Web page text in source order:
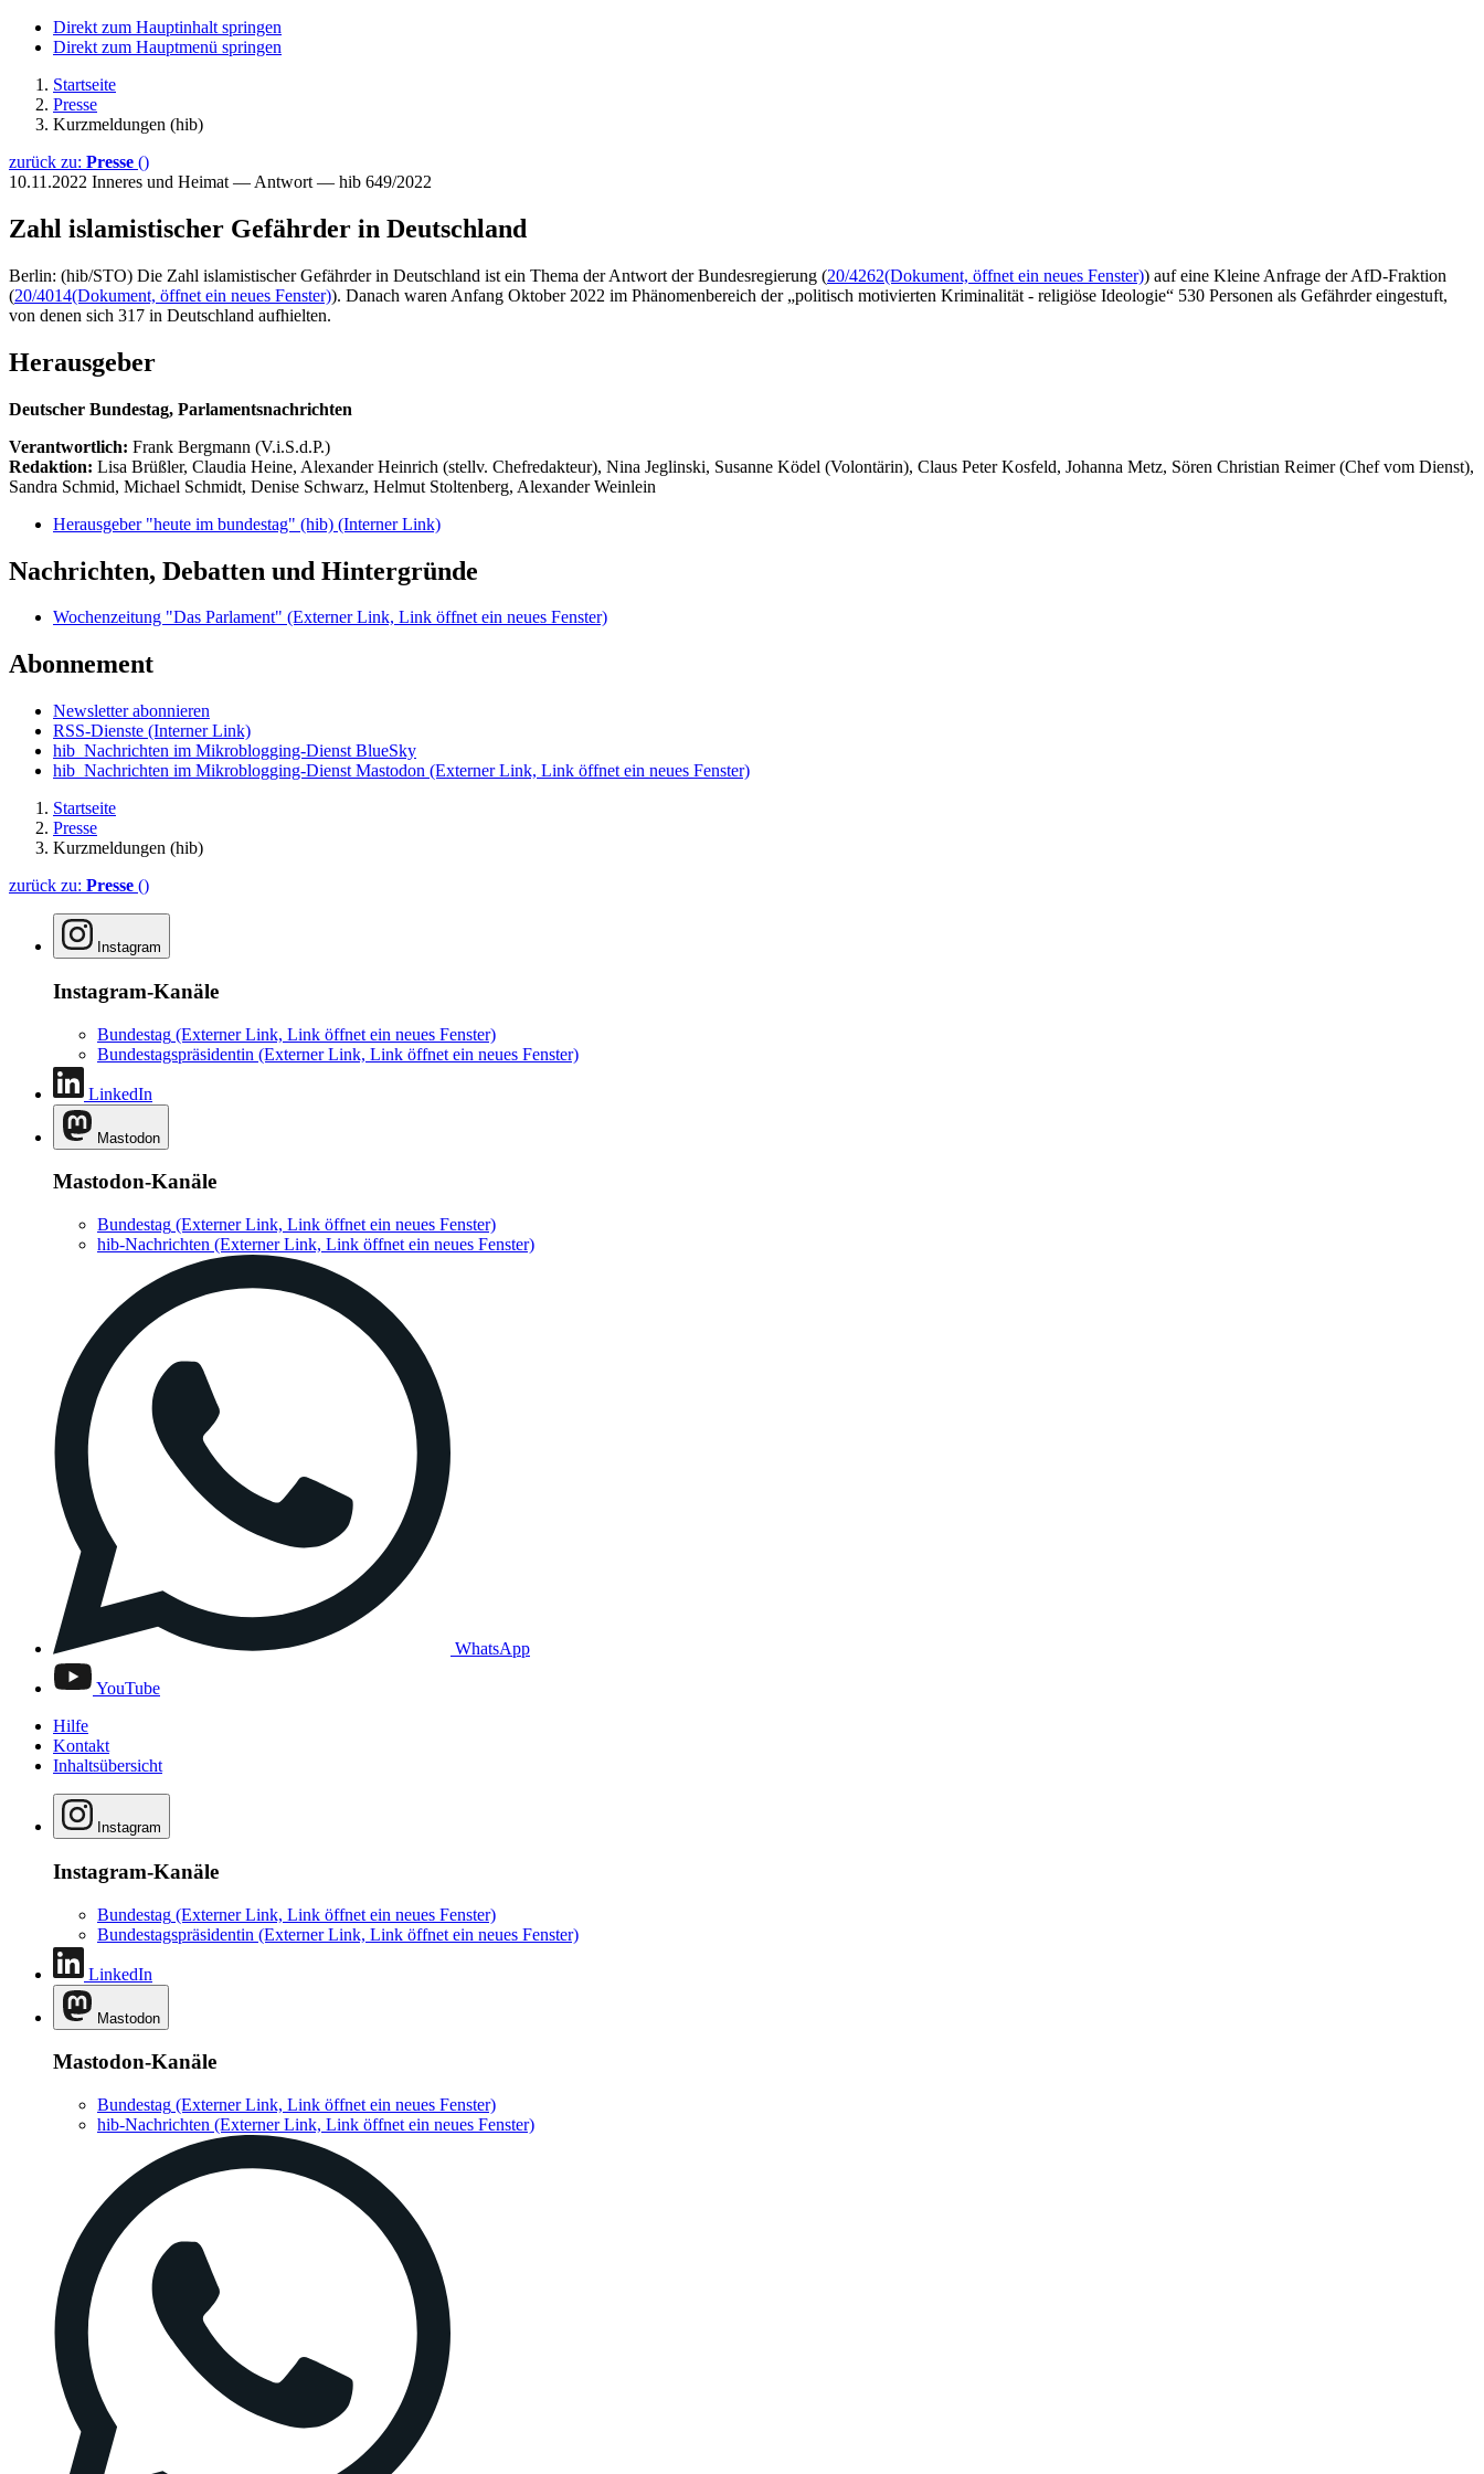
Direkt zum Hauptinhalt springen
Direkt zum Hauptmenü springen
Startseite
Presse
Kurzmeldungen (hib)
zurück zu: Presse ()
10.11.2022 Inneres und Heimat — Antwort — hib 649/2022
Zahl islamistischer Gefährder in Deutschland
Berlin: (hib/STO) Die Zahl islamistischer Gefährder in Deutschland ist ein Thema der Antwort der Bundesregierung (20/4262(Dokument, öffnet ein neues Fenster)) auf eine Kleine Anfrage der AfD-Fraktion
(20/4014(Dokument, öffnet ein neues Fenster)). Danach waren Anfang Oktober 2022 im Phänomenbereich der „politisch motivierten Kriminalität - religiöse Ideologie“ 530 Personen als Gefährder eingestuft,
von denen sich 317 in Deutschland aufhielten.
Herausgeber
Deutscher Bundestag, Parlamentsnachrichten
Verantwortlich: Frank Bergmann (V.i.S.d.P.)
Redaktion: Lisa Brüßler, Claudia Heine, Alexander Heinrich (stellv. Chefredakteur), Nina Jeglinski, Susanne Ködel (Volontärin), Claus Peter Kosfeld, Johanna Metz, Sören Christian Reimer (Chef vom Dienst),
Sandra Schmid, Michael Schmidt, Denise Schwarz, Helmut Stoltenberg, Alexander Weinlein
Herausgeber "heute im bundestag" (hib) (Interner Link)
Nachrichten, Debatten und Hintergründe
Wochenzeitung "Das Parlament" (Externer Link, Link öffnet ein neues Fenster)
Abonnement
Newsletter abonnieren
RSS-Dienste (Interner Link)
hib_Nachrichten im Mikroblogging-Dienst BlueSky
hib_Nachrichten im Mikroblogging-Dienst Mastodon (Externer Link, Link öffnet ein neues Fenster)
Startseite
Presse
Kurzmeldungen (hib)
zurück zu: Presse ()
Instagram
Instagram-Kanäle
Bundestag (Externer Link, Link öffnet ein neues Fenster)
Bundestagspräsidentin (Externer Link, Link öffnet ein neues Fenster)
LinkedIn
Mastodon
Mastodon-Kanäle
Bundestag (Externer Link, Link öffnet ein neues Fenster)
hib-Nachrichten (Externer Link, Link öffnet ein neues Fenster)
WhatsApp
YouTube
Hilfe
Kontakt
Inhaltsübersicht
Instagram
Instagram-Kanäle
Bundestag (Externer Link, Link öffnet ein neues Fenster)
Bundestagspräsidentin (Externer Link, Link öffnet ein neues Fenster)
LinkedIn
Mastodon
Mastodon-Kanäle
Bundestag (Externer Link, Link öffnet ein neues Fenster)
hib-Nachrichten (Externer Link, Link öffnet ein neues Fenster)